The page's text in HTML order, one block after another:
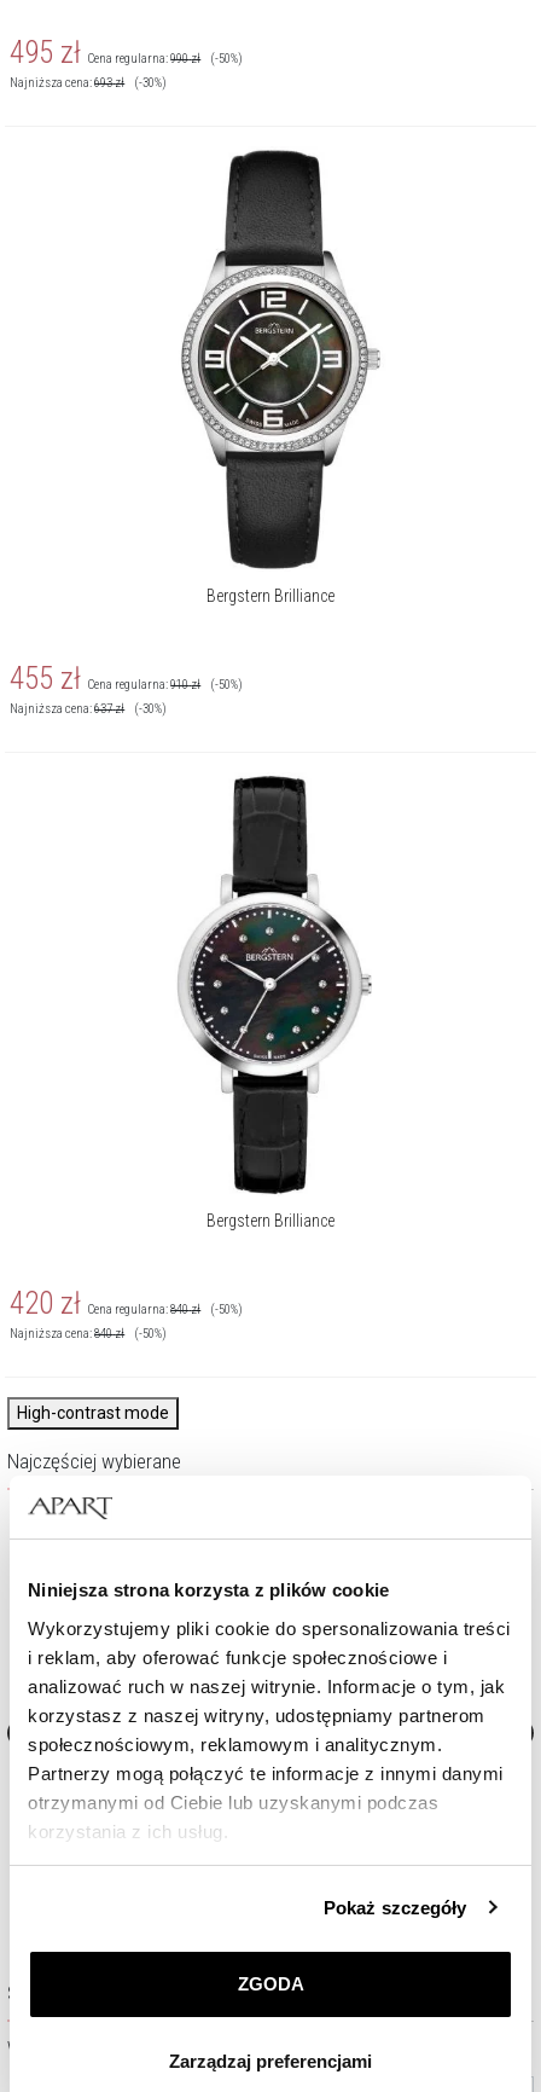
Niniejsza strona korzysta z plików cookie
Wykorzystujemy pliki cookie do spersonalizowania treści
i reklam, aby oferować funkcje społecznościowe i
analizować ruch w naszej witrynie. Informacje o tym, jak
korzystasz z naszej witryny, udostępniamy partnerom
społecznościowym, reklamowym i analitycznym.
Partnerzy mogą połączyć te informacje z innymi danymi
otrzymanymi od Ciebie lub uzyskanymi podczas
korzystania z ich usług.
przez nas plików cookie znajdziesz wPolityce
prywatności.
korzystamy. Możesz również wybrać jaki rodzaj plików
Pokaż szczegóły
ZGODA
Zarządzaj preferencjami
495 zł Cena regularna:990zł
(-50%)
Najniższa cena:693zł (-30%)
Bergstern Brilliance
455 zł Cena regularna:910zł
(-50%)
Najniższa cena:637zł (-30%)
Bergstern Brilliance
420 zł Cena regularna:840zł
(-50%)
Najniższa cena:840zł (-50%)
High-contrast mode
Najczęściej wybierane
Zegarek damski Bergstern Brilliance
1 060zł
Zegarek damski Bergstern
990zł
Sprawdź dostępność w salonie
Wybierz miasto lub salon